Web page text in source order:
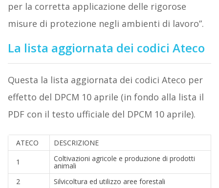
per la corretta applicazione delle rigorose
misure di protezione negli ambienti di lavoro”.
La lista aggiornata dei codici Ateco
Questa la lista aggiornata dei codici Ateco per
effetto del DPCM 10 aprile (in fondo alla lista il
PDF con il testo ufficiale del DPCM 10 aprile).
ATECO DESCRIZIONE
1 Coltivazioni agricole e produzione di prodotti
animali
2
Silvicoltura ed utilizzo aree forestali